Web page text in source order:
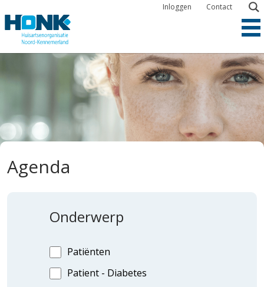
en
gaan
Inloggen Contact
Agenda
Onderwerp
Patiënten
Patient - Diabetes